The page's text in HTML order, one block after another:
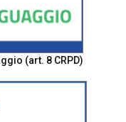
(art. 8 CRPD)